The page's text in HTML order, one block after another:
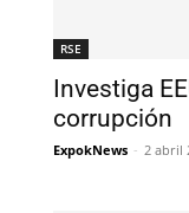
RSE
Investiga
corrupción
ExpokNews - 2 abril